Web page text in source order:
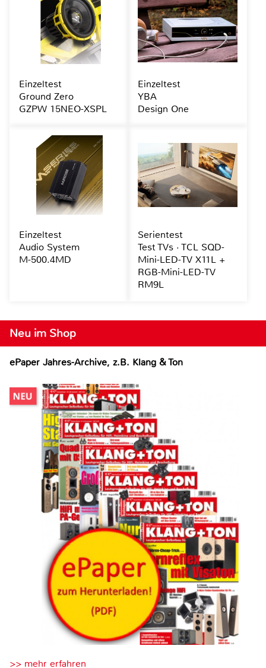
Neu im Shop
ePaper Jahres-Archive, z.B. Klang & Ton
>> mehr erfahren
Einzeltest
Ground Zero
GZPW 15NEO-XSPL
Einzeltest
YBA
Design One
Einzeltest
Audio System
M-500.4MD
Serientest
Test TVs · TCL SQD-
Mini-LED-TV X11L +
RGB-Mini-LED-TV
RM9L